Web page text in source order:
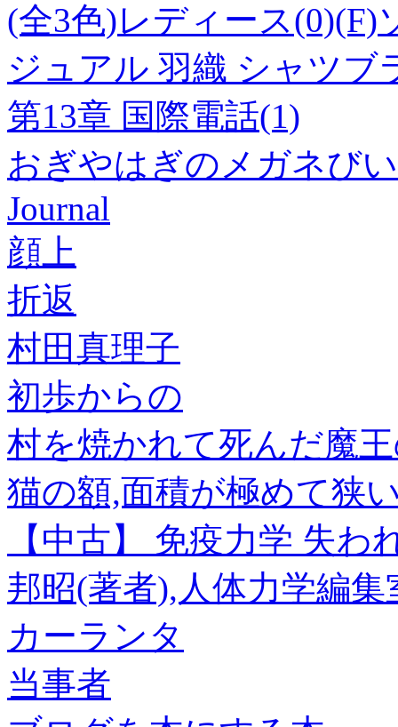
(全3色)レディース(0)(F)
ジュアル 羽織 シャツブ
第13章 国際電話(1)
おぎやはぎのメガネび
Journal
顔上
折返
村田真理子
初歩からの
村を焼かれて死んだ魔
猫の額,面積が極めて狭
【中古】 免疫力学 失
邦昭(著者),人体力学編集
カーランタ
当事者